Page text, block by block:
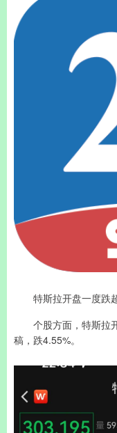
特斯拉开盘一度跌
个股方面，特斯拉开
稿，跌4.55%。